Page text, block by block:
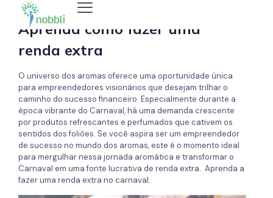
Aprenda como fazer uma
renda extra
O universo dos aromas oferece uma oportunidade única
para empreendedores visionários que desejam trilhar o
caminho do sucesso financeiro. Especialmente durante a
época vibrante do Carnaval, há uma demanda crescente
por produtos refrescantes e perfumados que cativem os
sentidos dos foliões. Se você aspira ser um empreendedor
de sucesso no mundo dos aromas, este é o momento ideal
para mergulhar nessa jornada aromática e transformar o
Carnaval em uma fonte lucrativa de renda extra. Aprenda a
fazer uma renda extra no carnaval.